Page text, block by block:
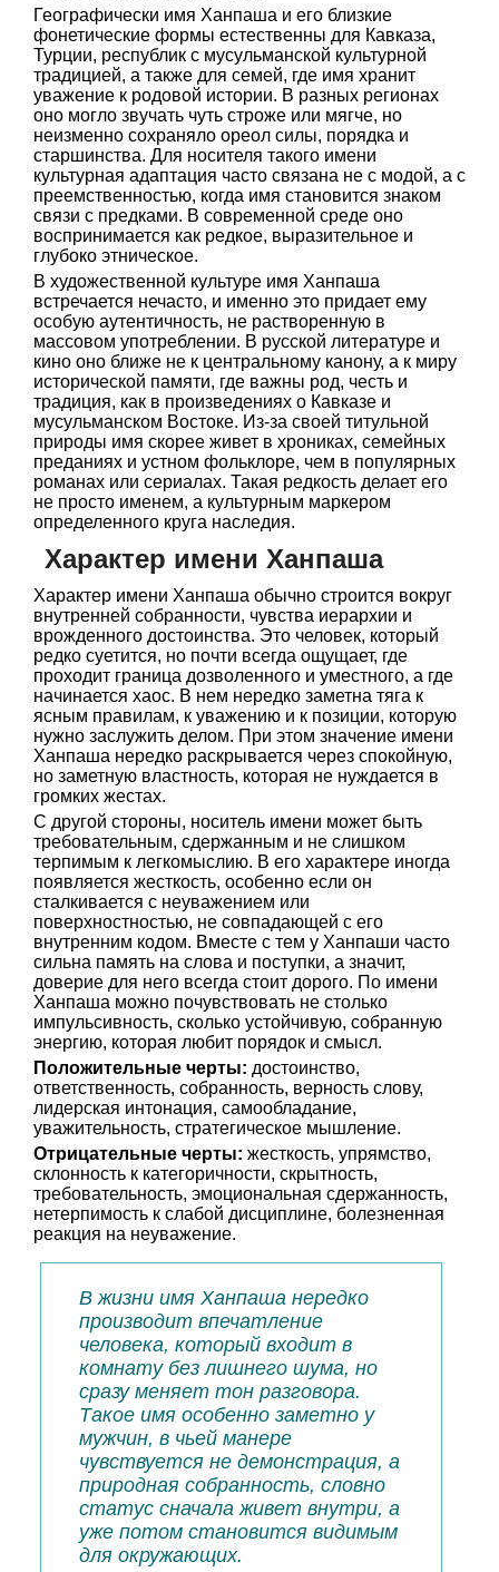
Географически имя Ханпаша и его близкие
фонетические формы естественны для Кавказа,
Турции, республик с мусульманской культурной
традицией, а также для семей, где имя хранит
уважение к родовой истории. В разных регионах
оно могло звучать чуть строже или мягче, но
неизменно сохраняло ореол силы, порядка и
старшинства. Для носителя такого имени
культурная адаптация часто связана не с модой, а с
преемственностью, когда имя становится знаком
связи с предками. В современной среде оно
воспринимается как редкое, выразительное и
глубоко этническое.
В художественной культуре имя Ханпаша
встречается нечасто, и именно это придает ему
особую аутентичность, не растворенную в
массовом употреблении. В русской литературе и
кино оно ближе не к центральному канону, а к миру
исторической памяти, где важны род, честь и
традиция, как в произведениях о Кавказе и
мусульманском Востоке. Из-за своей титульной
природы имя скорее живет в хрониках, семейных
преданиях и устном фольклоре, чем в популярных
романах или сериалах. Такая редкость делает его
не просто именем, а культурным маркером
определенного круга наследия.
Характер имени Ханпаша
Характер имени Ханпаша обычно строится вокруг
внутренней собранности, чувства иерархии и
врожденного достоинства. Это человек, который
редко суетится, но почти всегда ощущает, где
проходит граница дозволенного и уместного, а где
начинается хаос. В нем нередко заметна тяга к
ясным правилам, к уважению и к позиции, которую
нужно заслужить делом. При этом значение имени
Ханпаша нередко раскрывается через спокойную,
но заметную властность, которая не нуждается в
громких жестах.
С другой стороны, носитель имени может быть
требовательным, сдержанным и не слишком
терпимым к легкомыслию. В его характере иногда
появляется жесткость, особенно если он
сталкивается с неуважением или
поверхностностью, не совпадающей с его
внутренним кодом. Вместе с тем у Ханпаши часто
сильна память на слова и поступки, а значит,
доверие для него всегда стоит дорого. По имени
Ханпаша можно почувствовать не столько
импульсивность, сколько устойчивую, собранную
энергию, которая любит порядок и смысл.
Положительные черты: достоинство,
ответственность, собранность, верность слову,
лидерская интонация, самообладание,
уважительность, стратегическое мышление.
Отрицательные черты: жесткость, упрямство,
склонность к категоричности, скрытность,
требовательность, эмоциональная сдержанность,
нетерпимость к слабой дисциплине, болезненная
реакция на неуважение.
В жизни имя Ханпаша нередко
производит впечатление
человека, который входит в
комнату без лишнего шума, но
сразу меняет тон разговора.
Такое имя особенно заметно у
мужчин, в чьей манере
чувствуется не демонстрация, а
природная собранность, словно
статус сначала живет внутри, а
уже потом становится видимым
для окружающих.